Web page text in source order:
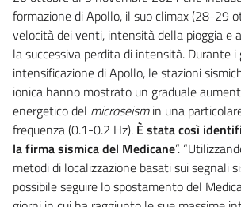
formazione di Apollo, il suo climax (28-29
velocità dei venti, intensità della pioggia e
la successiva perdita di intensità. Durante i
intensificazione di Apollo, le stazioni
ionica hanno mostrato un graduale
energetico del microseismin una
frequenza (0.1-0.2 Hz). È stata così
la firma sismica del Medicane”.
metodi di localizzazione basati sui segnali
possibile seguire lo spostamento del